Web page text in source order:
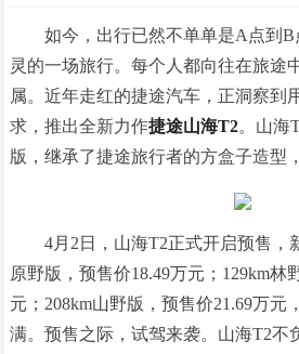
如今，出行已然不单单是A点到
灵的一场旅行。每个人都向往在旅途
属。近年走红的捷途汽车，正洞察到
求，推出全新力作捷途山海T2。山海
版，继承了捷途旅行者的方盒子造型
4月2日，山海T2正式开启预售，
原野版，预售价18.49万元；129km林
元；208km山野版，预售价21.69万元
满。预售之际，试驾来袭。山海T2不